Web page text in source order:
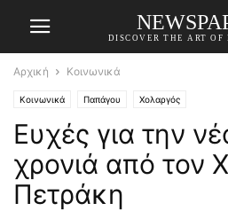
DISCOVER THE ART OF
Αρχική Κοινωνικά
Κοινωνικά Παπάγου Χολαργός
Ευχές για την
χρονιά από τον
Πετράκη